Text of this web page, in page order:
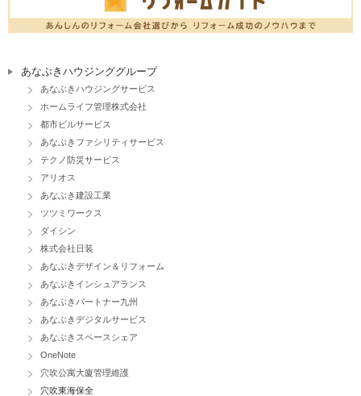
あなぶきハウジンググループ
あなぶきハウジングサービス
ホームライフ管理株式会社
都市ビルサービス
あなぶきファシリティサービス
テクノ防災サービス
アリオス
あなぶき建設工業
ツツミワークス
ダイシン
株式会社日装
あなぶきデザイン＆リフォーム
あなぶきインシュアランス
あなぶきパートナー九州
あなぶきデジタルサービス
あなぶきスペースシェア
OneNote
穴吹公寓大廈管理維護
穴吹東海保全